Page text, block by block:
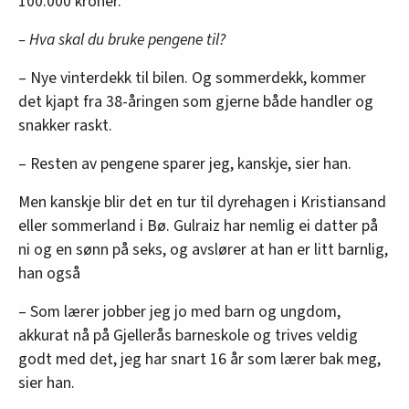
– Hva skal du bruke pengene til?
– Nye vinterdekk til bilen. Og sommerdekk, kommer
det kjapt fra 38-åringen som gjerne både handler og
snakker raskt.
– Resten av pengene sparer jeg, kanskje, sier han.
Men kanskje blir det en tur til dyrehagen i Kristiansand
eller sommerland i Bø. Gulraiz har nemlig ei datter på
ni og en sønn på seks, og avslører at han er litt barnlig,
han også
– Som lærer jobber jeg jo med barn og ungdom,
akkurat nå på Gjellerås barneskole og trives veldig
godt med det, jeg har snart 16 år som lærer bak meg,
sier han.